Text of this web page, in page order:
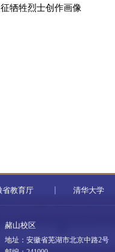
牺牲烈士创作画像
省教育厅 清华大学
赭山校区
地址：安徽省芜湖市北京中路2号